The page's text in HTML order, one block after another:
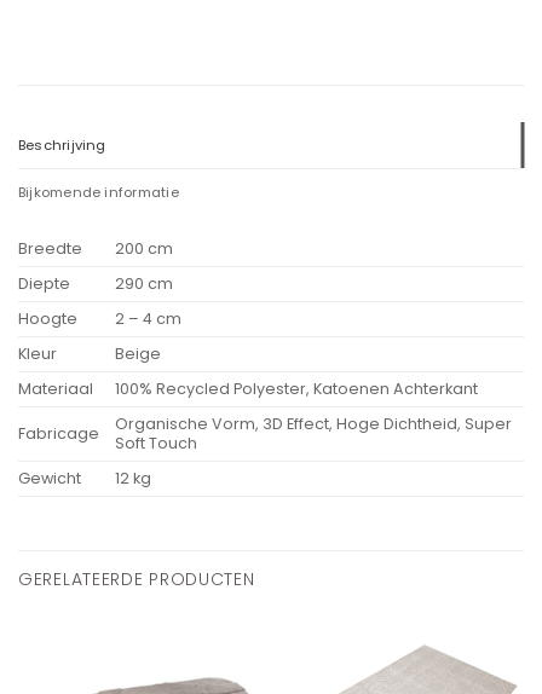
Beschrijving
Bijkomende informatie
Breedte
200 cm
Diepte
290 cm
Hoogte
2 – 4 cm
Kleur
Beige
Materiaal
100% Recycled Polyester, Katoenen Achterkant
Fabricage
Organische Vorm, 3D Effect, Hoge Dichtheid, Super
Soft Touch
Gewicht
12 kg
GERELATEERDE PRODUCTEN